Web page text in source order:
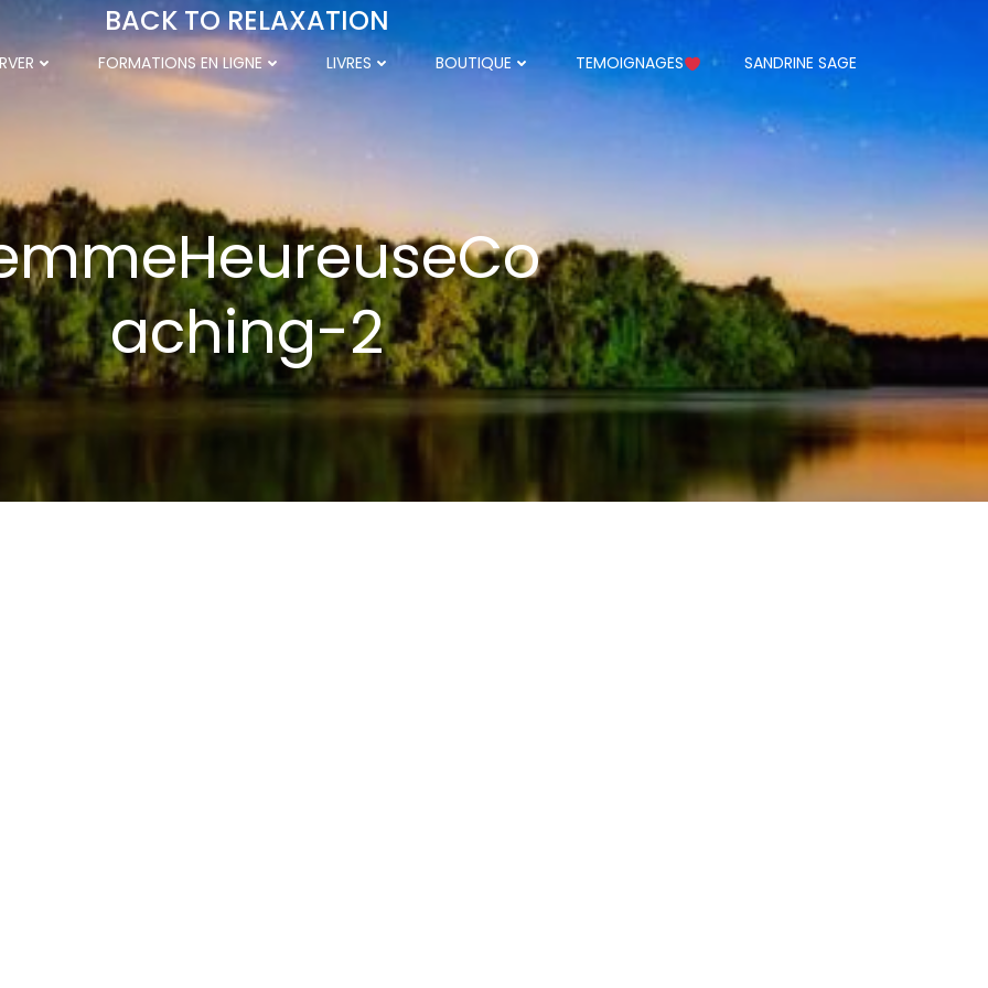
BACK TO RELAXATION
FORMATIONS EN LIGNE LIVRES BOUTIQUE TEMOIGNAGES SANDRINE SAGE
aching-2